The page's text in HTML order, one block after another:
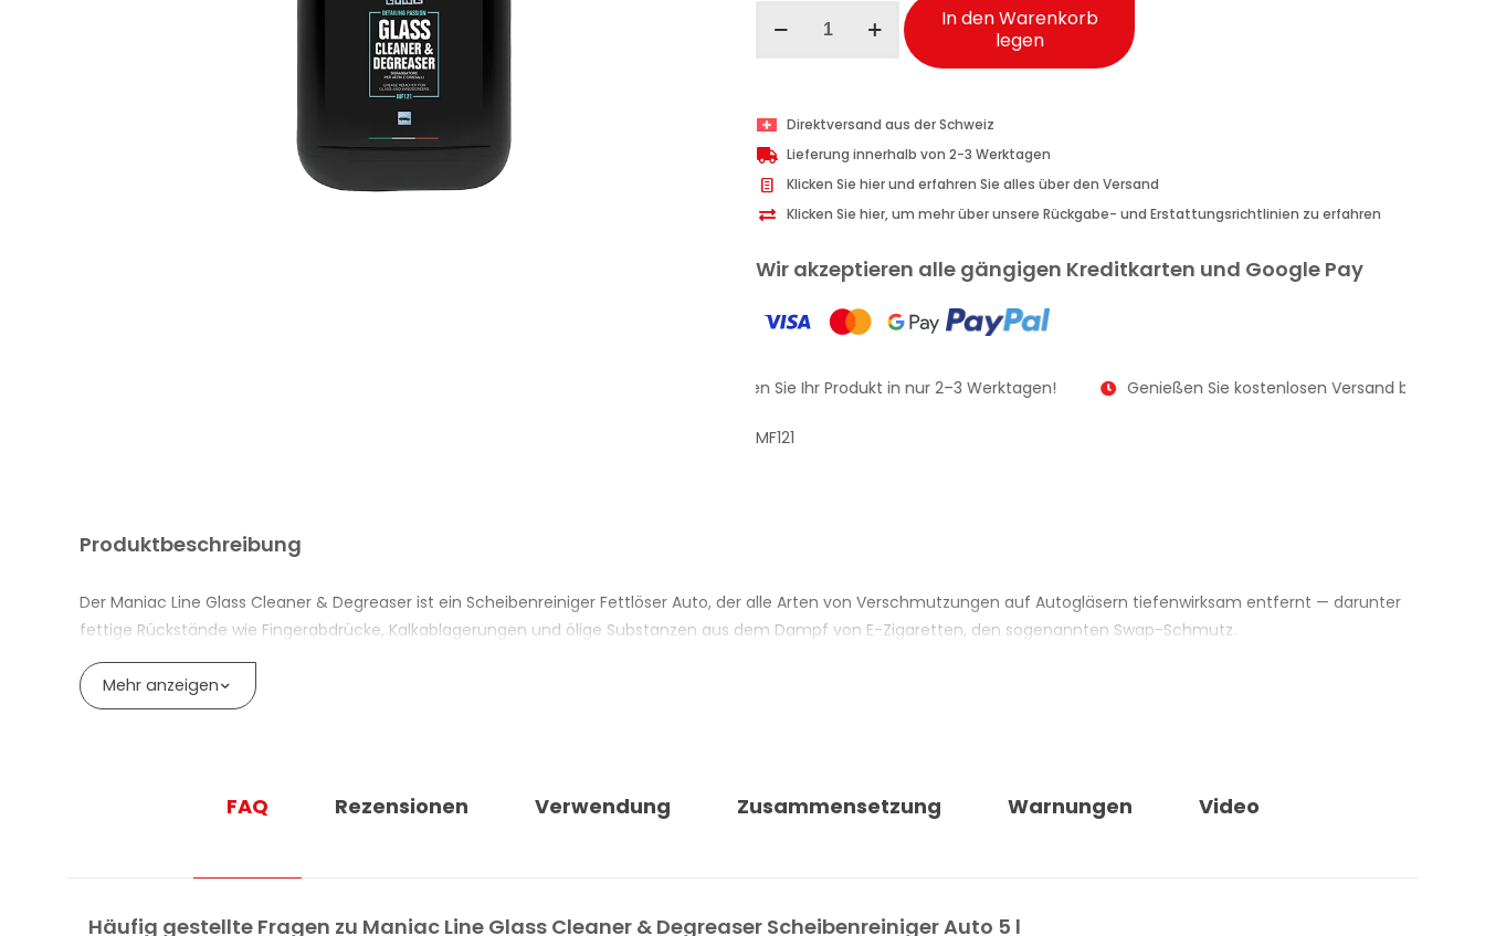
&
Degreaser
Scheibenreiniger
Auto
l
In den Warenkorb
legen
Direktversand aus der Schweiz
Lieferung innerhalb von 2-3 Werktagen
Klicken Sie hier und erfahren Sie alles über den Versand
Klicken Sie hier, um mehr über unsere Rückgabe- und Erstattungsrichtlinien zu erfahren
Wir akzeptieren alle gängigen Kreditkarten und Google Pay
Erhalten Sie Ihr Produkt in nur 2–3 Werktagen! Genießen Sie kostenlosen Versand bei
MF121
Produktbeschreibung
Der Maniac Line Glass Cleaner & Degreaser ist ein Scheibenreiniger Fettlöser Auto, der alle Arten von Verschmutzungen auf Autogläsern tiefenwirksam entfernt — darunter
fettige Rückstände wie Fingerabdrücke, Kalkablagerungen und ölige Substanzen aus dem Dampf von E-Zigaretten, den sogenannten Swap-Schmutz.
Als Glasreiniger ohne Ammoniak Auto wirkt er auf allen verglasten Oberflächen, einschliesslich getönter Scheiben und digitaler Innenbildschirme.
Die Formel enthält weder Ammoniak noch Methanol und ist sicher auf empfindlichen Materialien wie Alcantara®, Leder, Soft-Touch-Oberflächen, Bildschirmen mit
Mehr anzeigen
FAQ Rezensionen Verwendung Zusammensetzung Warnungen Video
Häufig gestellte Fragen zu Maniac Line Glass Cleaner & Degreaser Scheibenreiniger Auto 5 l